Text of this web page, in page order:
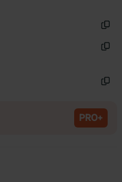
PRO+